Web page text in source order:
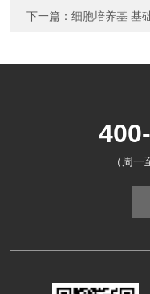
下一篇：细胞培养基 基
（周